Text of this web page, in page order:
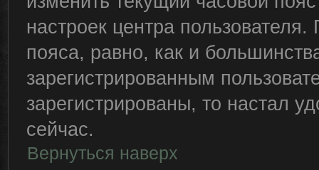
настроек центра
пояса, равно, как и
зарегистрированным
зарегистрированы, то настал
сейчас.
Вернуться наверх